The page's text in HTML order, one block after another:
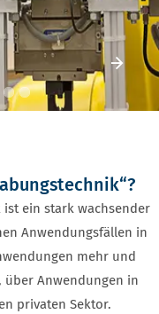
ein stark wachsender
Anwendungsfällen in
mehr und
über Anwendungen in
privaten Sektor.